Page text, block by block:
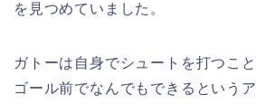
を見つめていました。
ガトーは自身でシュートを打つこ
ゴール前でなんでもできるという